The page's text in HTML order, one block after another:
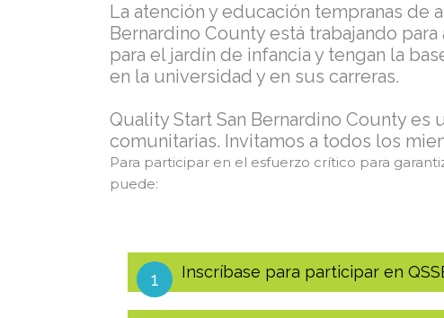
La atención y educación tempranas de
Bernardino County está trabajando
para el jardín de infancia y tengan la
en la universidad y en sus carreras.
Quality Start San Bernardino County
comunitarias. Invitamos a todos los
Para participar en el esfuerzo crítico para
puede:
1 Inscríbase para participar en